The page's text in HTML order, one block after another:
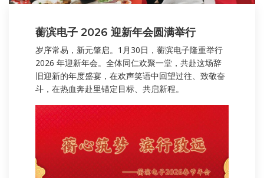
蘅滨电子 2026 迎新年会圆满举行
岁序常易，新元肇启。1月30日，蘅滨电子隆重举行
2026 年迎新年会。全体同仁欢聚一堂，共赴这场辞
旧迎新的年度盛宴，在欢声笑语中回望过往、致敬奋
斗，在热血奔赴里锚定目标、共启新程。